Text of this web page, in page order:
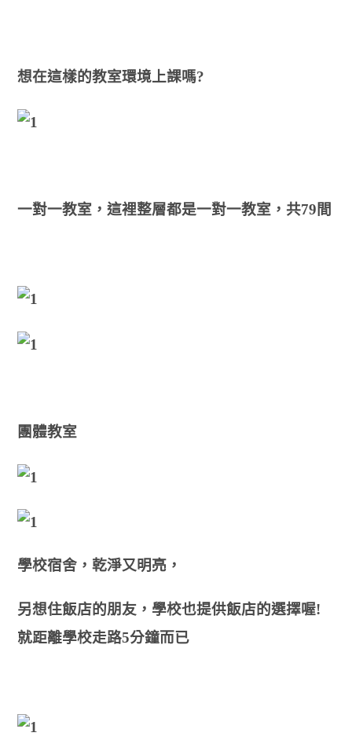
想在這樣的教室環境上課嗎?
一對一教室 ，這裡整層都是一對一教室 ，共79間
團體教室
學校宿舍 ，乾淨又明亮 ，
另想住飯店的朋友 ，學校也提供飯店的選擇喔!
就距離學校走路5分鐘而已